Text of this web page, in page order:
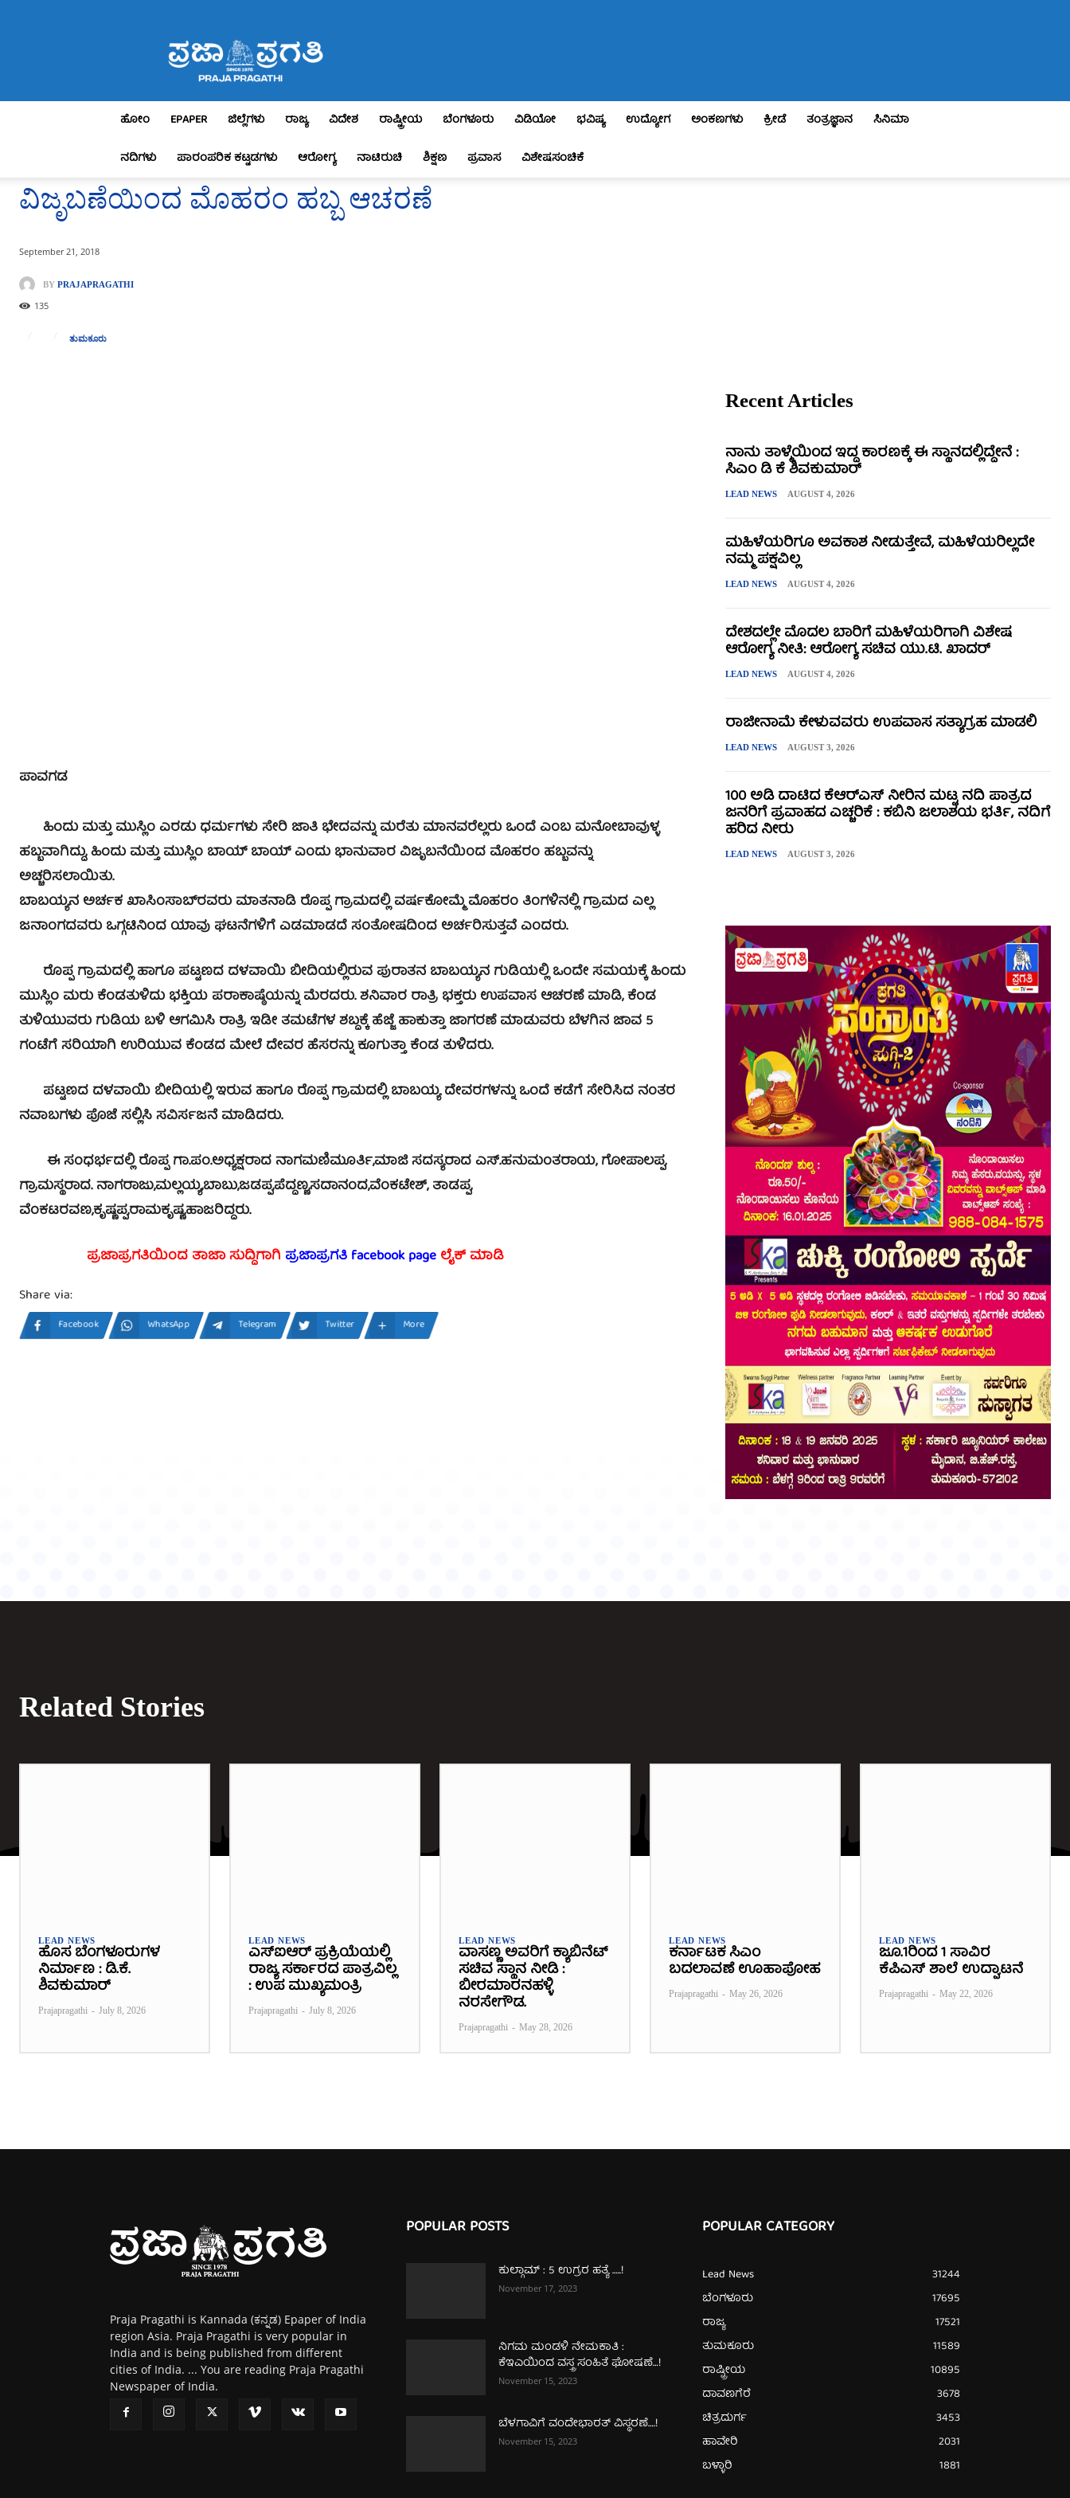
Pragathi
ಹೋಂ EPAPER ಜಿಲ್ಲೆಗಳು ರಾಜ್ಯ ವಿದೇಶ ರಾಷ್ಟ್ರೀಯ ಬೆಂಗಳೂರು ವಿಡಿಯೋ ಭವಿಷ್ಯ ಉದ್ಯೋಗ ಅಂಕಣಗಳು ಕ್ರೀಡೆ ತಂತ್ರಜ್ಞಾನ
ಸಿನಿಮಾ
ನದಿಗಳು
ಪಾರಂಪರಿಕ ಕಟ್ಟಡಗಳು ಆರೋಗ್ಯ ನಾಟಿರುಚಿ ಶಿಕ್ಷಣ ಪ್ರವಾಸ ವಿಶೇಷಸಂಚಿಕೆ
ವಿಜೃಬಣೆಯಿಂದ ಮೊಹರಂ ಹಬ್ಬ ಆಚರಣೆ
September 21, 2018
BY PRAJAPRAGATHI
135
ತುಮಕೂರು
ಪಾವಗಡ
ಹಿಂದು ಮತ್ತು ಮುಸ್ಲಿಂ ಎರಡು ಧರ್ಮಗಳು ಸೇರಿ ಜಾತಿ ಭೇದವನ್ನು ಮರೆತು ಮಾನವರೆಲ್ಲರು ಒಂದೆ ಎಂಬ ಮನೋಬಾವುಳ್ಳ
ಹಬ್ಬವಾಗಿದ್ದು, ಹಿಂದು ಮತ್ತು ಮುಸ್ಲಿಂ ಬಾಯ್ ಬಾಯ್ ಎಂದು ಭಾನುವಾರ ವಿಜೃಬನೆಯಿಂದ ಮೊಹರಂ ಹಬ್ಬವನ್ನು
ಅಚ್ಚರಿಸಲಾಯಿತು.
ಬಾಬಯ್ಯನ ಅರ್ಚಕ ಖಾಸಿಂಸಾಬ್‍ರವರು ಮಾತನಾಡಿ ರೊಪ್ಪ ಗ್ರಾಮದಲ್ಲಿ ವರ್ಷಕೋಮ್ಮೆ ಮೊಹರಂ ತಿಂಗಳಿನಲ್ಲಿ ಗ್ರಾಮದ ಎಲ್ಲ
ಜನಾಂಗದವರು ಒಗ್ಗಟಿನಿಂದ ಯಾವು ಘಟನೆಗಳಿಗೆ ಎಡಮಾಡದೆ ಸಂತೋಷದಿಂದ ಅರ್ಚರಿಸುತ್ತವೆ ಎಂದರು.
ರೊಪ್ಪ ಗ್ರಾಮದಲ್ಲಿ ಹಾಗೂ ಪಟ್ಟಣದ ದಳವಾಯಿ ಬೀದಿಯಲ್ಲಿರುವ ಪುರಾತನ ಬಾಬಯ್ಯನ ಗುಡಿಯಲ್ಲಿ ಒಂದೇ ಸಮಯಕ್ಕೆ ಹಿಂದು
ಮುಸ್ಲಿಂ ಮರು ಕೆಂಡತುಳಿದು ಭಕ್ತಿಯ ಪರಾಕಾಷ್ಠೆಯನ್ನು ಮೆರದರು. ಶನಿವಾರ ರಾತ್ರಿ ಭಕ್ತರು ಉಪವಾಸ ಆಚರಣೆ ಮಾಡಿ, ಕೆಂಡ
ತುಳಿಯುವರು ಗುಡಿಯ ಬಳಿ ಆಗಮಿಸಿ ರಾತ್ರಿ ಇಡೀ ತಮಟೆಗಳ ಶಬ್ದಕ್ಕೆ ಹೆಜ್ಜೆ ಹಾಕುತ್ತಾ ಜಾಗರಣೆ ಮಾಡುವರು ಬೆಳಗಿನ ಜಾವ 5
ಗಂಟೆಗೆ ಸರಿಯಾಗಿ ಉರಿಯುವ ಕೆಂಡದ ಮೇಲೆ ದೇವರ ಹೆಸರನ್ನು ಕೂಗುತ್ತಾ ಕೆಂಡ ತುಳಿದರು.
ಪಟ್ಟಣದ ದಳವಾಯಿ ಬೀದಿಯಲ್ಲಿ ಇರುವ ಹಾಗೂ ರೊಪ್ಪ ಗ್ರಾಮದಲ್ಲಿ ಬಾಬಯ್ಯ ದೇವರಗಳನ್ನು ಒಂದೆ ಕಡೆಗೆ ಸೇರಿಸಿದ ನಂತರ
ನವಾಬಗಳು ಪೊಜೆ ಸಲ್ಲಿಸಿ ಸವಿರ್ಸಜನೆ ಮಾಡಿದರು.
ಈ ಸಂಧರ್ಭದಲ್ಲಿ ರೊಪ್ಪ ಗಾ.ಪಂ.ಅಧ್ಯಕ್ಷರಾದ ನಾಗಮಣಿಮೂರ್ತಿ,ಮಾಜಿ ಸದಸ್ಯರಾದ ಎಸ್.ಹನುಮಂತರಾಯ, ಗೋಪಾಲಪ್ಪ,
ಗ್ರಾಮಸ್ಥರಾದ. ನಾಗರಾಜು,ಮಲ್ಲಯ್ಯ,ಬಾಬು,ಜಡಪ್ಪ,ಪೆದ್ದಣ್ಣ,ಸದಾನಂದ,ವೆಂಕಟೇಶ್, ತಾಡಪ್ಪ,
ವೆಂಕಟರವಣ,ಕೃಷ್ಣಪ್ಪ,ರಾಮಕೃಷ್ಣ,ಹಾಜರಿದ್ದರು.
ಪ್ರಜಾಪ್ರಗತಿಯಿಂದ ತಾಜಾ ಸುದ್ದಿಗಾಗಿ ಪ್ರಜಾಪ್ರಗತಿ facebook page ಲೈಕ್ ಮಾಡಿ
Share via:
Facebook WhatsApp Telegram Twitter More
Recent Articles
ನಾನು ತಾಳ್ಮೆಯಿಂದ ಇದ್ದ ಕಾರಣಕ್ಕೆ ಈ ಸ್ಥಾನದಲ್ಲಿದ್ದೇನೆ :
ಸಿಎಂ ಡಿ ಕೆ ಶಿವಕುಮಾರ್
LEAD NEWS AUGUST 4, 2026
ಮಹಿಳೆಯರಿಗೂ ಅವಕಾಶ ನೀಡುತ್ತೇವೆ, ಮಹಿಳೆಯರಿಲ್ಲದೇ
ನಮ್ಮ ಪಕ್ಷವಿಲ್ಲ
LEAD NEWS AUGUST 4, 2026
ದೇಶದಲ್ಲೇ ಮೊದಲ ಬಾರಿಗೆ ಮಹಿಳೆಯರಿಗಾಗಿ ವಿಶೇಷ
ಆರೋಗ್ಯ ನೀತಿ: ಆರೋಗ್ಯ ಸಚಿವ ಯು.ಟಿ. ಖಾದರ್
LEAD NEWS AUGUST 4, 2026
ರಾಜೀನಾಮೆ ಕೇಳುವವರು ಉಪವಾಸ ಸತ್ಯಾಗ್ರಹ ಮಾಡಲಿ
LEAD NEWS AUGUST 3, 2026
100 ಅಡಿ ದಾಟಿದ ಕೆಆರ್‌ಎಸ್ ನೀರಿನ ಮಟ್ಟ ನದಿ ಪಾತ್ರದ
ಜನರಿಗೆ ಪ್ರವಾಹದ ಎಚ್ಚರಿಕೆ : ಕಬಿನಿ ಜಲಾಶಯ ಭರ್ತಿ, ನದಿಗೆ
ಹರಿದ ನೀರು
LEAD NEWS AUGUST 3, 2026
Related Stories
LEAD NEWS
ಹೊಸ ಬೆಂಗಳೂರುಗಳ
ನಿರ್ಮಾಣ : ಡಿ.ಕೆ.
ಶಿವಕುಮಾರ್
Prajapragathi - July 8, 2026
LEAD NEWS
ಎಸ್‌ಐಆರ್ ಪ್ರಕ್ರಿಯೆಯಲ್ಲಿ
ರಾಜ್ಯ ಸರ್ಕಾರದ ಪಾತ್ರವಿಲ್ಲ
: ಉಪ ಮುಖ್ಯಮಂತ್ರಿ
Prajapragathi - July 8, 2026
LEAD NEWS
ವಾಸಣ್ಣ ಅವರಿಗೆ ಕ್ಯಾಬಿನೆಟ್
ಸಚಿವ ಸ್ಥಾನ ನೀಡಿ :
ಬೀರಮಾರನಹಳ್ಳಿ
ನರಸೇಗೌಡ.
Prajapragathi - May 28, 2026
LEAD NEWS
ಕರ್ನಾಟಕ ಸಿಎಂ
ಬದಲಾವಣೆ ಊಹಾಪೋಹ
Prajapragathi - May 26, 2026
LEAD NEWS
ಜೂ.1ರಿಂದ 1 ಸಾವಿರ
ಕೆಪಿಎಸ್ ಶಾಲೆ ಉದ್ಘಾಟನೆ
Prajapragathi - May 22, 2026
Praja Pragathi is Kannada (ಕನ್ನಡ) Epaper of India
region Asia. Praja Pragathi is very popular in
India and is being published from different
cities of India. ... You are reading Praja Pragathi
Newspaper of India.
POPULAR POSTS
ಕುಲ್ಗಾಮ್‌ : 5 ಉಗ್ರರ ಹತ್ಯೆ …..!
November 17, 2023
ನಿಗಮ ಮಂಡಳಿ ನೇಮಕಾತಿ :
ಕೆಇಎಯಿಂದ ವಸ್ತ್ರ ಸಂಹಿತೆ ಘೋಷಣೆ…!
November 15, 2023
ಬೆಳಗಾವಿಗೆ ವಂದೇಭಾರತ್‌ ವಿಸ್ಥರಣೆ….!
November 15, 2023
POPULAR CATEGORY
Lead News
31244
ಬೆಂಗಳೂರು
17695
ರಾಜ್ಯ
17521
ತುಮಕೂರು
11589
ರಾಷ್ಟ್ರೀಯ
10895
ದಾವಣಗೆರೆ
3678
ಚಿತ್ರದುರ್ಗ
3453
ಹಾವೇರಿ
2031
ಬಳ್ಳಾರಿ
1881